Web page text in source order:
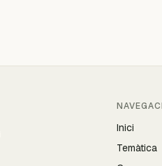
Inici
Temàtica